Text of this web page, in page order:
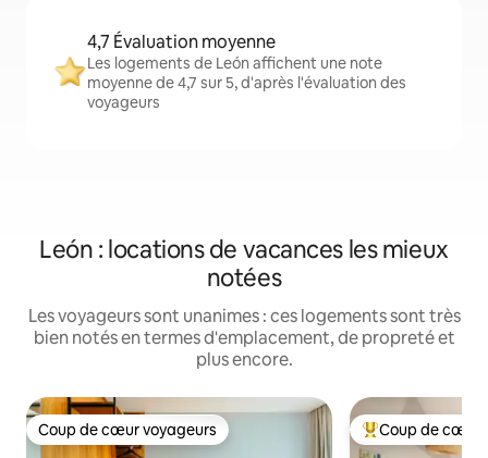
4,7 Évaluation moyenne
Les logements de León affichent une note
moyenne de 4,7 sur 5, d'après l'évaluation des
voyageurs
León : locations de vacances les mieux
notées
Les voyageurs sont unanimes : ces logements sont très
bien notés en termes d'emplacement, de propreté et
plus encore.
Coup de cœur voyageurs
Coup de cœur voyageurs Coups de cœur
Coup de cœur